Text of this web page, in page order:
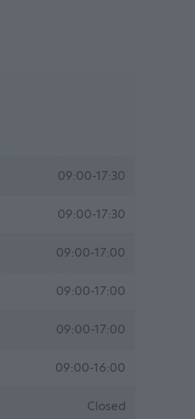
09:00-17:30
09:00-17:30
09:00-17:00
09:00-17:00
09:00-17:00
09:00-16:00
Closed